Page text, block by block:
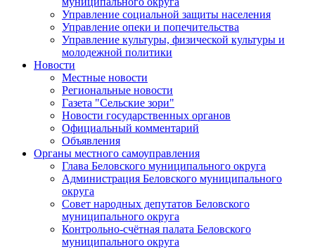
Управление социальной защиты населения
Управление опеки и попечительства
Управление культуры, физической культуры и
молодежной политики
Новости
Местные новости
Региональные новости
Газета "Сельские зори"
Новости государственных органов
Официальный комментарий
Объявления
Органы местного самоуправления
Глава Беловского муниципального округа
Администрация Беловского муниципального
округа
Совет народных депутатов Беловского
муниципального округа
Контрольно-счётная палата Беловского
муниципального округа